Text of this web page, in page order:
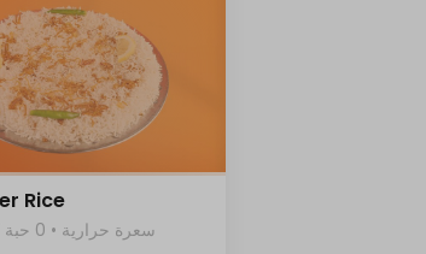
Rice
1505 سعرة حرارية • 0 حبة كاملة